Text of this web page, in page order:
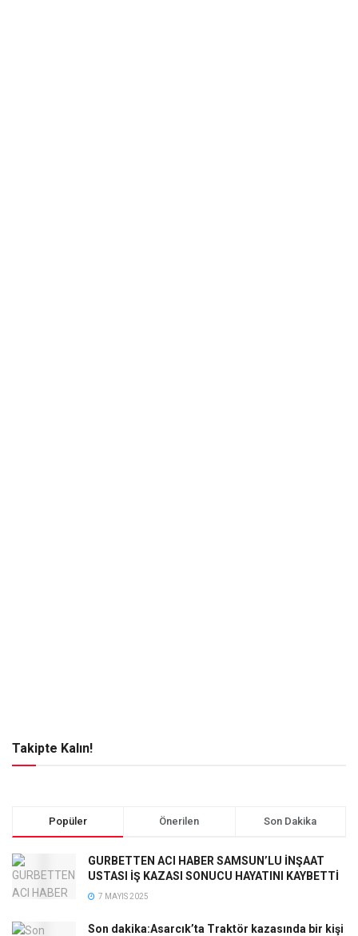
Takipte Kalın!
Popüler Önerilen Son Dakika
GURBETTEN ACI HABER SAMSUN’LU İNŞAAT
USTASI İŞ KAZASI SONUCU HAYATINI KAYBETTİ
7 MAYIS 2025
Son dakika:Asarcık’ta Traktör kazasında bir kişi